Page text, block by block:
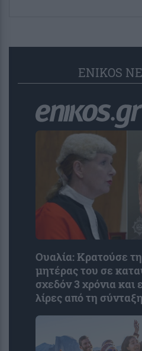
ENIKOS
Ουαλία: Κρατούσε
μητέρας του σε
σχεδόν 3 χρόνια και
λίρες από τη